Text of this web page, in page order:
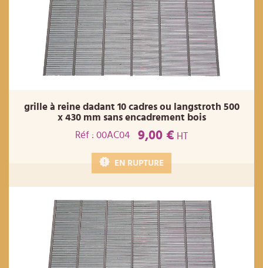
grille à reine dadant 10 cadres ou langstroth 500
x 430 mm sans encadrement bois
Réf : 00AC04
9,00 € HT
EN RUPTURE